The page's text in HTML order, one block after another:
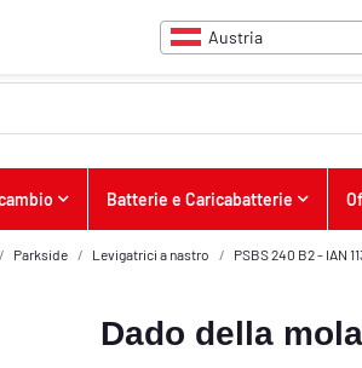
Austria
Batterie e Caricabatterie
Parkside Levigatrici a nastro PSBS 240 B2 - IAN
Dado della